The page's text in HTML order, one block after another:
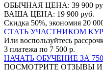
ОБЫЧНАЯ ЦЕНА: 39 900
ВАША ЦЕНА: 19 900 руб.
Скидка 50%, экономия 20
СТАТЬ УЧАСТНИКОМ
Или воспользуйтесь
3 платежа по 7 500 р.
НАЧАТЬ ОБУЧЕНИЕ ЗА
ПОСМОТРИТЕ ОТЗЫВЫ